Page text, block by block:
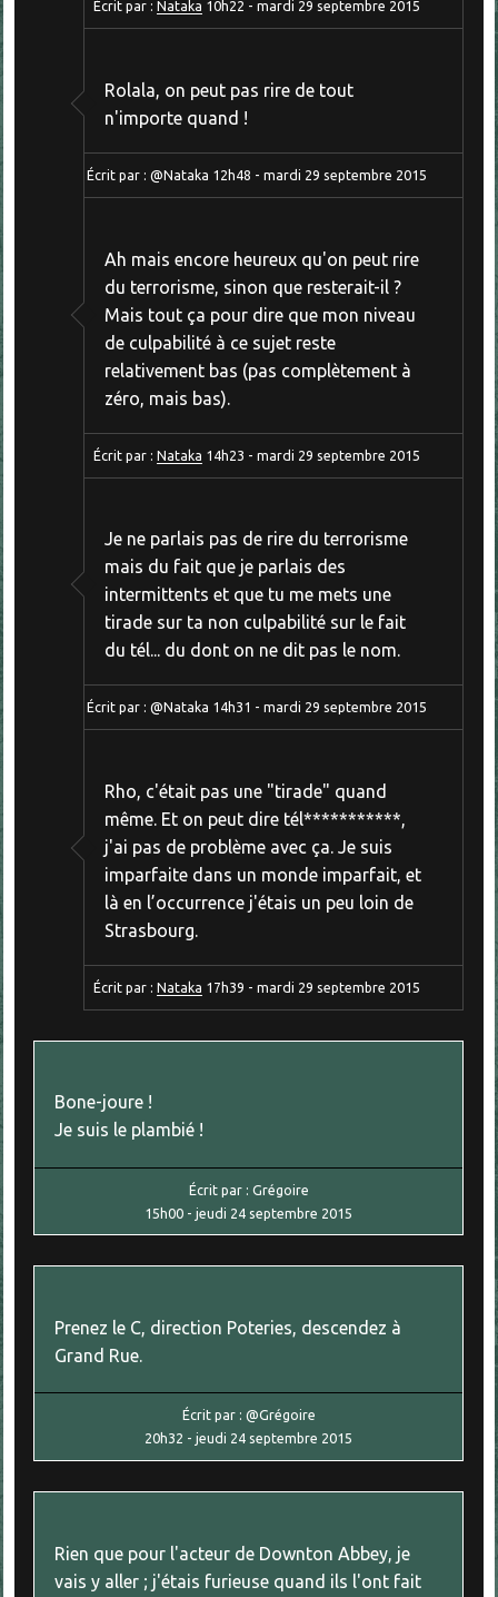
Écrit par : Nataka 10h22 - mardi 29 septembre 2015
Rolala, on peut pas rire de tout
n'importe quand !
Écrit par : @Nataka 12h48 - mardi 29 septembre 2015
Ah mais encore heureux qu'on peut rire
du terrorisme, sinon que resterait-il ?
Mais tout ça pour dire que mon niveau
de culpabilité à ce sujet reste
relativement bas (pas complètement à
zéro, mais bas).
Écrit par : Nataka 14h23 - mardi 29 septembre 2015
Je ne parlais pas de rire du terrorisme
mais du fait que je parlais des
intermittents et que tu me mets une
tirade sur ta non culpabilité sur le fait
du tél... du dont on ne dit pas le nom.
Écrit par : @Nataka 14h31 - mardi 29 septembre 2015
Rho, c'était pas une "tirade" quand
même. Et on peut dire tél***********,
j'ai pas de problème avec ça. Je suis
imparfaite dans un monde imparfait, et
là en l’occurrence j'étais un peu loin de
Strasbourg.
Écrit par : Nataka 17h39 - mardi 29 septembre 2015
Bone-joure !
Je suis le plambié !
Écrit par : Grégoire
15h00 -jeudi 24 septembre 2015
Prenez le C, direction Poteries, descendez à
Grand Rue.
Écrit par : @Grégoire
20h32 -jeudi 24 septembre 2015
Rien que pour l'acteur de Downton Abbey, je
vais y aller ; j'étais furieuse quand ils l'ont fait